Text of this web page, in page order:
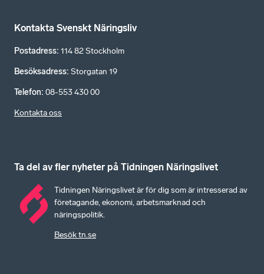
Kontakta Svenskt Näringsliv
Postadress: 114 82 Stockholm
Besöksadress: Storgatan 19
Telefon: 08-553 430 00
Kontakta oss
Ta del av fler nyheter på Tidningen Näringslivet
Tidningen Näringslivet är för dig som är intresserad av
företagande, ekonomi, arbetsmarknad och
näringspolitik.
Besök tn.se